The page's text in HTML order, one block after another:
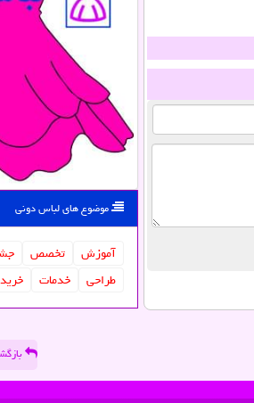
موضوع های لباس دونی
آموزش تخصص
طراحی
خدمات خرید